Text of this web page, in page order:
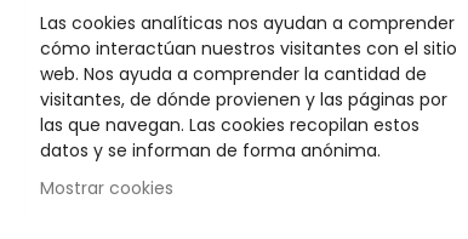
Ml
HIGIENE Y SALUD
Biotyne Innovative Rueber
34,27 €
Posible descuento 3,00 €
48,95 €
Las cookies analíticas nos ayudan a comprender
cómo interactúan nuestros visitantes con el sitio
web. Nos ayuda a comprender la cantidad de
visitantes, de dónde provienen y las páginas por
las que navegan. Las cookies recopilan estos
datos y se informan de forma anónima.
Mostrar cookies